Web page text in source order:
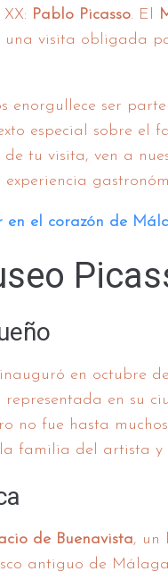
Pablo Picasso. El
una visita obligada
enorgullece ser
especial sobre el
tu visita, ven a
en el corazón de
en octubre
representada en su
no fue hasta
familia del artista y
de Buenavista, un
antiguo de